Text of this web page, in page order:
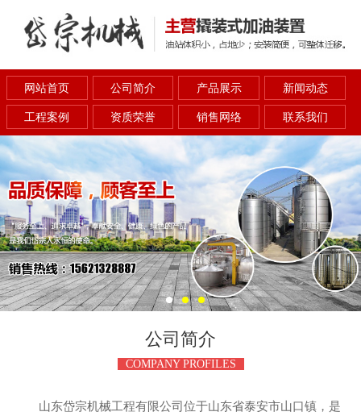
网站首页 公司简介 产品展示 新闻动态
工程案例 资质荣誉 销售网络 联系我们
公司简介
COMPANY PROFILES
山东岱宗机械工程有限公司位于山东省泰安市山口镇，是